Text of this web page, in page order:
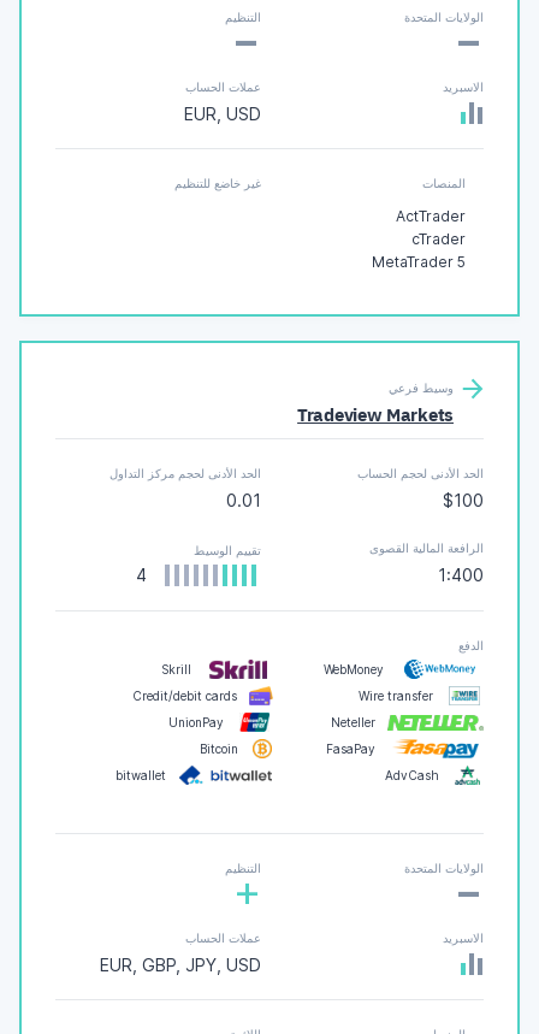
الولايات المتحدة
- التنظيم
-
الاسبريد عملات الحساب
EUR, USD
المنصات
ActTrader
cTrader
MetaTrader 5
غير خاضع للتنظيم
وسيط فرعي
Tradeview Markets
الحد الأدنى لحجم الحساب
$100
الحد الأدنى لحجم مركز التداول
0.01
الرافعة المالية القصوى
1:400
تقييم الوسيط
4
الدفع
WebMoney
Skrill
Wire transfer
Credit/debit cards
Neteller
UnionPay
FasaPay
Bitcoin
AdvCash
bitwallet
الولايات المتحدة
- التنظيم
+
الاسبريد عملات الحساب
EUR, GBP, JPY, USD